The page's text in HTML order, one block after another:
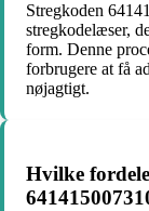
Stregkoden
stregkodelæser,
form. Denne
forbrugere at få
nøjagtigt.
Hvilke